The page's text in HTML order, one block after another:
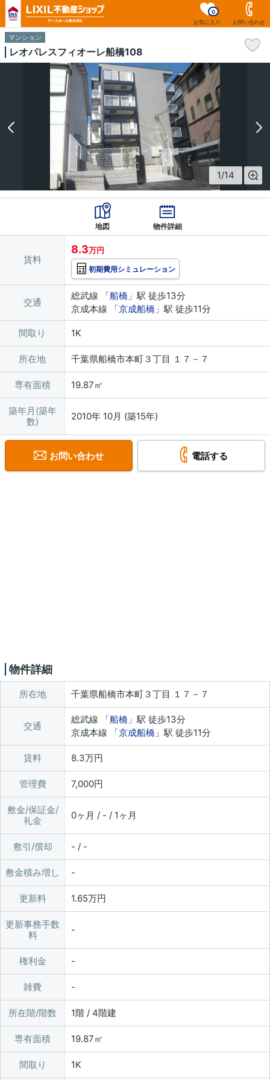
お気に入り
0
お問い合わせ
マンション
レオパレスフィオーレ船橋108
1/14
地図 物件詳細
賃料
8.3万円
初期費用シミュレーション
交通
総武線 「船橋 」駅 徒歩13分
京成本線 「京成船橋 」駅 徒歩11分
間取り 1K
所在地 千葉県船橋市本町３丁目 １７－７
専有面積 19.87㎡
築年月(築年
数)
2010年 10月 (築15年)
お問い合わせ 電話する
物件詳細
所在地 千葉県船橋市本町３丁目 １７－７
交通
総武線 「船橋 」駅 徒歩13分
京成本線 「京成船橋 」駅 徒歩11分
賃料 8.3万円
管理費 7,000円
敷金/保証金/
礼金
0ヶ月 / - / 1ヶ月
敷引/償却 - / -
敷金積み増し
更新料 1.65万円
更新事務手数
料
権利金
雑費
所在階/階数 1階 / 4階建
専有面積 19.87㎡
間取り 1K